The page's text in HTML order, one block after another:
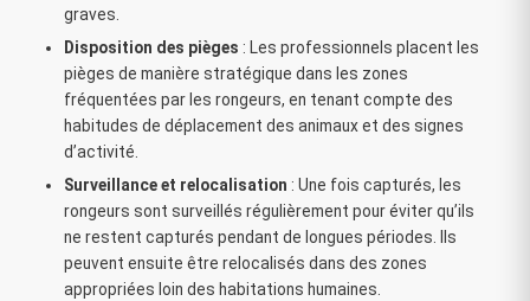
graves.
Disposition des pièges : Les professionnels placent les
pièges de manière stratégique dans les zones
fréquentées par les rongeurs, en tenant compte des
habitudes de déplacement des animaux et des signes
d’activité.
Surveillance et relocalisation : Une fois capturés, les
rongeurs sont surveillés régulièrement pour éviter qu’ils
ne restent capturés pendant de longues périodes. Ils
peuvent ensuite être relocalisés dans des zones
appropriées loin des habitations humaines.